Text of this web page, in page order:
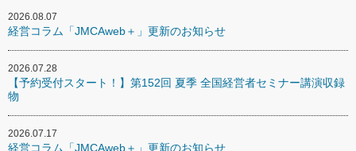
2026.08.07
経営コラム「JMCAweb＋」更新のお知らせ
2026.07.28
【予約受付スタート！】第152回 夏季 全国経営者セミナー講演収録
物
2026.07.17
経営コラム「JMCAweb＋」更新のお知らせ